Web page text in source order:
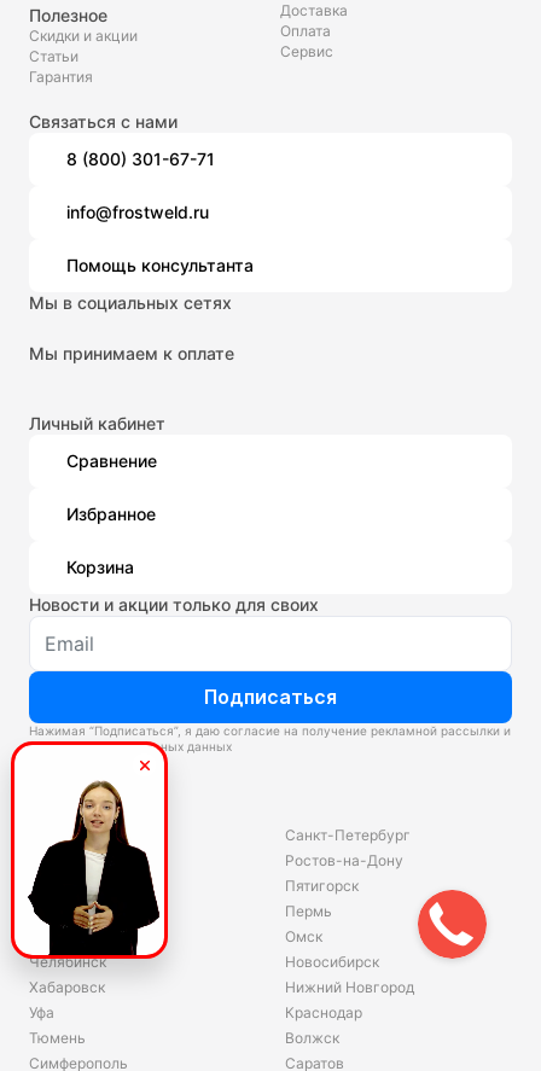
Полезное
Скидки и акции
Статьи
Гарантия
Доставка
Оплата
Сервис
Связаться с нами
8 (800) 301-67-71
info@frostweld.ru
Помощь консультанта
Мы в социальных сетях
Мы принимаем к оплате
Личный кабинет
Сравнение
Избранное
Корзина
Новости и акции только для своих
Подписаться
Нажимая “Подписаться”, я даю согласие на получение рекламной рассылки и
обработку персональных данных
Склады
Владивосток
Екатеринбург
Красноярск
Волгоград
Ярославль
Челябинск
Хабаровск
Уфа
Тюмень
Симферополь
Санкт-Петербург
Ростов-на-Дону
Пятигорск
Пермь
Омск
Новосибирск
Нижний Новгород
Краснодар
Волжск
Саратов